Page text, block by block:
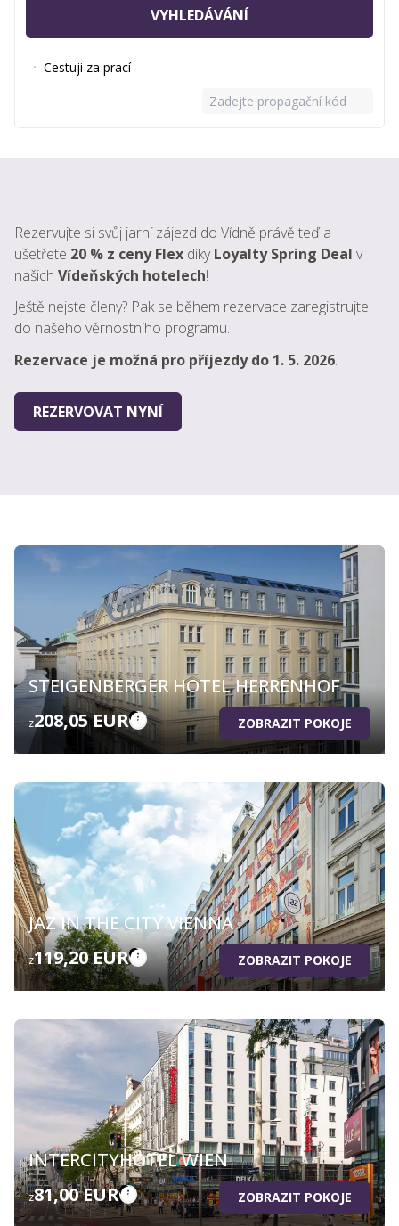
VYHLEDÁVÁNÍ
Cestuji za prací
Zadejte propagační kód
Rezervujte si svůj jarní zájezd do Vídně právě teď a
ušetřete 20 % z ceny Flex díkyLoyalty Spring Deal v
našich Vídeňských hotelech!
Ještě nejste členy? Pak se během rezervace zaregistrujte
do našeho věrnostního programu.
Rezervace je možná pro příjezdy do 1. 5. 2026.
REZERVOVAT NYNÍ
STEIGENBERGER HOTEL HERRENHOF
z208,05 EUR ZOBRAZIT POKOJE
JAZ IN THE CITY VIENNA
z119,20 EUR ZOBRAZIT POKOJE
INTERCITYHOTEL WIEN
z81,00 EUR ZOBRAZIT POKOJE